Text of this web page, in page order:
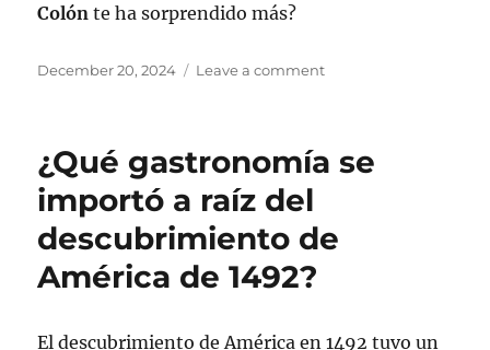
Colónte ha sorprendido más?
Posted
December 20, 2024 Leave a commenton
no
Cristóbal
Colón
¿Qué gastronomía se
importó a raíz del
descubrimiento de
América de 1492?
El descubrimiento de América en 1492 tuvo un